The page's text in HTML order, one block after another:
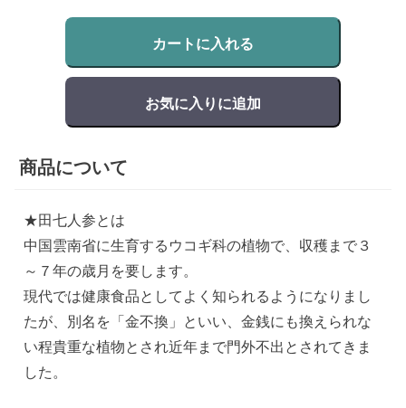
カートに入れる
お気に入りに追加
商品について
★田七人参とは
中国雲南省に生育するウコギ科の植物で、収穫まで３
～７年の歳月を要します。
現代では健康食品としてよく知られるようになりまし
たが、別名を「金不換」といい、金銭にも換えられな
い程貴重な植物とされ近年まで門外不出とされてきま
した。